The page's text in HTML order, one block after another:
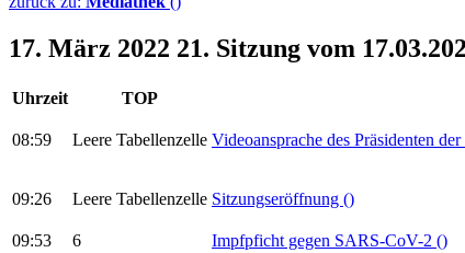
17. März 2022 21. Sitzung vom
Uhrzeit TOP
08:59 Leere Tabellenzelle Videoansprache des Präsidenten
09:26 Leere Tabellenzelle Sitzungseröffnung ()
09:53 6 Impfpficht gegen SARS-CoV-2 ()